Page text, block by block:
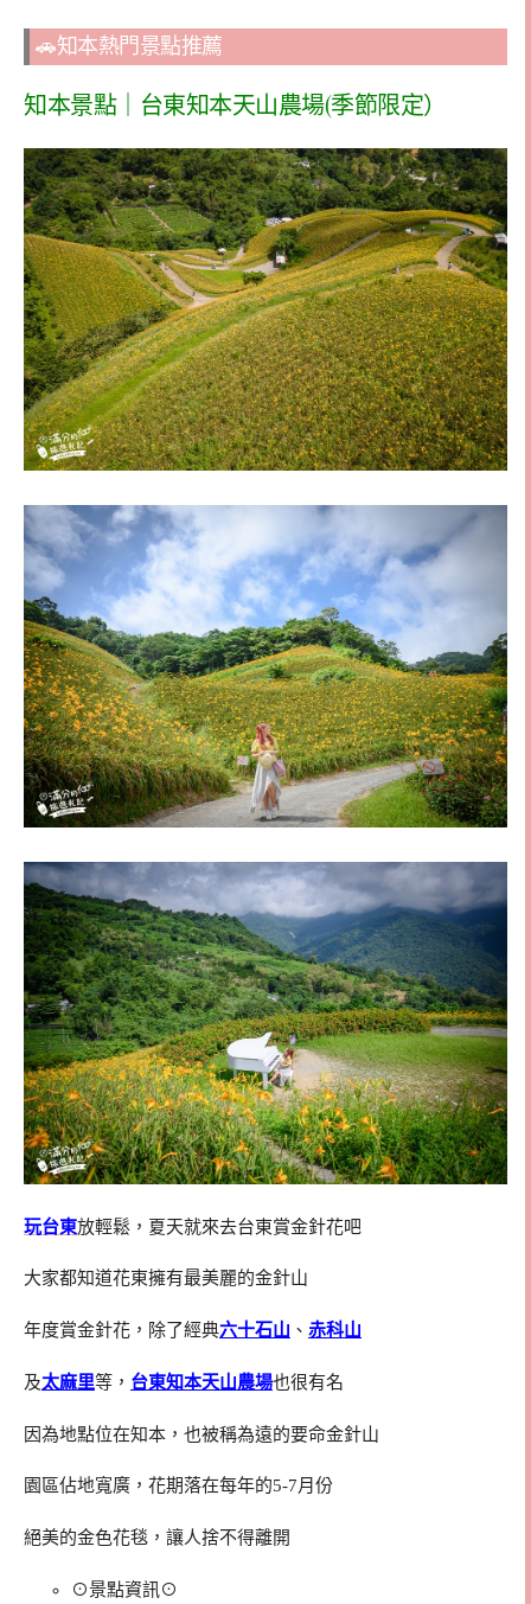
🚗知本熱門景點推薦
知本景點｜台東知本天山農場(季節限定）
玩台東放輕鬆，夏天就來去台東賞金針花吧
大家都知道花東擁有最美麗的金針山
年度賞金針花，除了經典六十石山 、 赤科山
及太麻里等， 台東知本天山農場也很有名
因為地點位在知本，也被稱為遠的要命金針山
園區佔地寬廣，花期落在每年的5-7月份
絕美的金色花毯，讓人捨不得離開
⊙景點資訊⊙